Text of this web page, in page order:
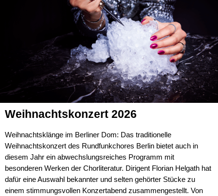
Weihnachtskonzert 2026
Weihnachtsklänge im Berliner Dom: Das traditionelle
Weihnachtskonzert des Rundfunkchores Berlin bietet auch in
diesem Jahr ein abwechslungsreiches Programm mit
besonderen Werken der Chorliteratur. Dirigent Florian Helgath hat
dafür eine Auswahl bekannter und selten gehörter Stücke zu
einem stimmungsvollen Konzertabend zusammengestellt. Von